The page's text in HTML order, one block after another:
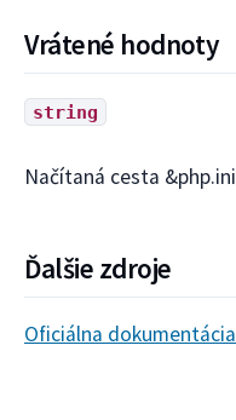
Vrátené hodnoty
string
Načítaná cesta
Ďalšie zdroje
Oficiálna